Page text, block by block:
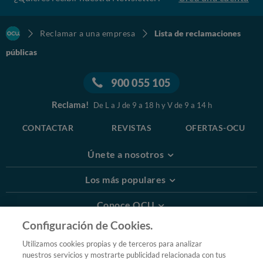
Reclamar a una empresa
Lista de reclamaciones
públicas
900 055 105
Reclama! De L a J de 9 a 18 h y V de 9 a 14 h
CONTACTAR REVISTAS OFERTAS-OCU
Únete a nosotros
Los más populares
Conoce OCU
Más Información
© 2026 OCU
Configuración de Cookies.
Utilizamos cookies propias y de terceros para analizar
nuestros servicios y mostrarte publicidad relacionada con tus